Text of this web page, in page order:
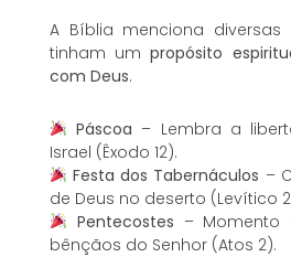
A Bíblia menciona
tinham umpropósito
com Deus.
Páscoa – Lembra a
Israel (Êxodo 12).
Festa dos Tabernáculos –
de Deus no deserto (Levítico
Pentecostes – Momento
bênçãos do Senhor (Atos 2).